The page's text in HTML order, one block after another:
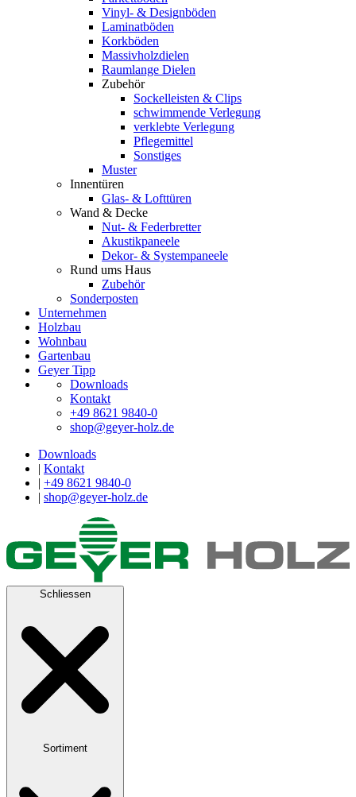
Vinyl- & Designböden
Laminatböden
Korkböden
Massivholzdielen
Raumlange Dielen
Zubehör
Sockelleisten & Clips
schwimmende Verlegung
verklebte Verlegung
Pflegemittel
Sonstiges
Muster
Innentüren
Glas- & Lofttüren
Wand & Decke
Nut- & Federbretter
Akustikpaneele
Dekor- & Systempaneele
Rund ums Haus
Zubehör
Sonderposten
Unternehmen
Holzbau
Wohnbau
Gartenbau
Geyer Tipp
Downloads
Kontakt
+49 8621 9840-0
shop@geyer-holz.de
Downloads
| Kontakt
| +49 8621 9840-0
| shop@geyer-holz.de
Schliessen
Sortiment